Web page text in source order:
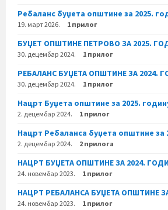
Ребаланс буџета општине за 2025.
19. март 2026. 1 прилог
БУЏЕТ ОПШТИНЕ ПЕТРОВО ЗА 2025.
30. децембар 2024. 1 прилог
РЕБАЛАНС БУЏЕТА ОПШТИНЕ ЗА 2024.
30. децембар 2024. 1 прилог
Нацрт Буџета општине за 2025.
2. децембар 2024. 1 прилог
Нацрт Ребаланса буџета општине за
2. децембар 2024. 2 прилога
НАЦРТ БУЏЕТА ОПШТИНЕ ЗА 2024.
24. новембар 2023. 1 прилог
НАЦРТ РЕБАЛАНСА БУЏЕТА ОПШТИНЕ
24. новембар 2023. 1 прилог